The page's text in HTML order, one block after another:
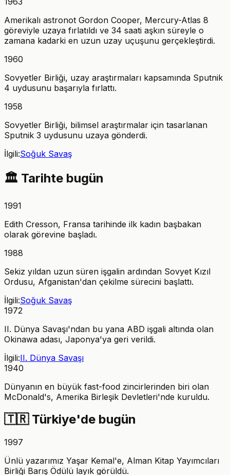
Amerikalı astronot Gordon Cooper, Mercury-Atlas 8
göreviyle uzaya fırlatıldı ve 34 saati aşkın süreyle o
zamana kadarki en uzun uzay uçuşunu gerçekleştirdi.
1960
Sovyetler Birliği, uzay araştırmaları kapsamında Sputnik
4 uydusunu başarıyla fırlattı.
1958
Sovyetler Birliği, bilimsel araştırmalar için tasarlanan
Sputnik 3 uydusunu uzaya gönderdi.
İlgili:Soğuk Savaş
🏛️ Tarihte bugün
1991
Edith Cresson, Fransa tarihinde ilk kadın başbakan
olarak görevine başladı.
1988
Sekiz yıldan uzun süren işgalin ardından Sovyet Kızıl
Ordusu, Afganistan'dan çekilme sürecini başlattı.
İlgili:Soğuk Savaş
1972
II. Dünya Savaşı'ndan bu yana ABD işgali altında olan
Okinawa adası, Japonya'ya geri verildi.
İlgili:II. Dünya Savaşı
1940
Dünyanın en büyük fast-food zincirlerinden biri olan
McDonald's, Amerika Birleşik Devletleri'nde kuruldu.
🇹🇷 Türkiye'de bugün
1997
Ünlü yazarımız Yaşar Kemal'e, Alman Kitap Yayımcıları
Birliği Barış Ödülü layık görüldü.